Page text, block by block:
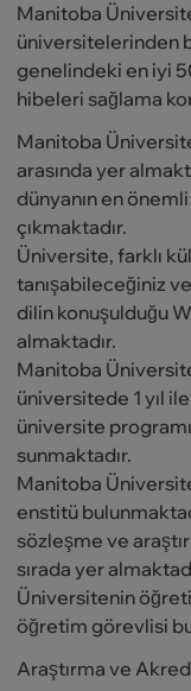
Manitoba
üniversitelerinden
genelindeki en iyi
hibeleri sağlama
Manitoba
arasında yer
dünyanın en
çıkmaktadır.
Üniversite, farklı
tanışabileceğiniz
dilin konuşulduğu
almaktadır.
Manitoba
üniversitede 1 yıl
üniversite
sunmaktadır.
Manitoba
enstitü
sözleşme ve
sırada yer
Üniversitenin
öğretim görevlisi
Araştırma ve